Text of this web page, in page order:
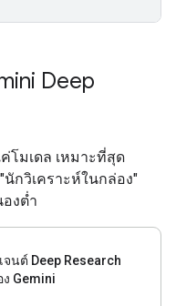
Deep
โมเดล เหมาะที่สุด
กวิเคราะห์ในกล่อง"
งต่ำ
จนต์ Deep Research
Gemini